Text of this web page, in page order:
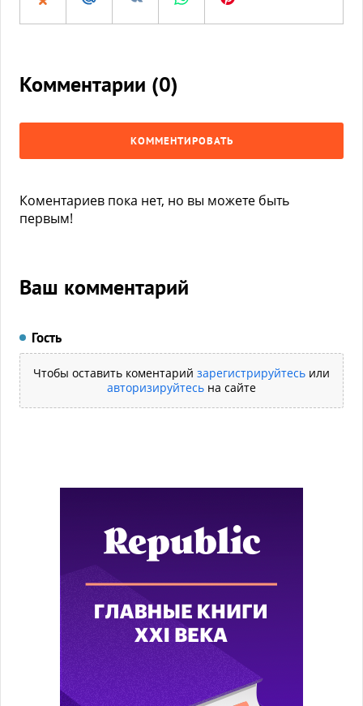
Комментарии (0)
КОММЕНТИРОВАТЬ
Коментариев пока нет, но вы можете быть
первым!
Ваш комментарий
Гость
Чтобы оставить коментарий зарегистрируйтесь или
авторизируйтесь на сайте